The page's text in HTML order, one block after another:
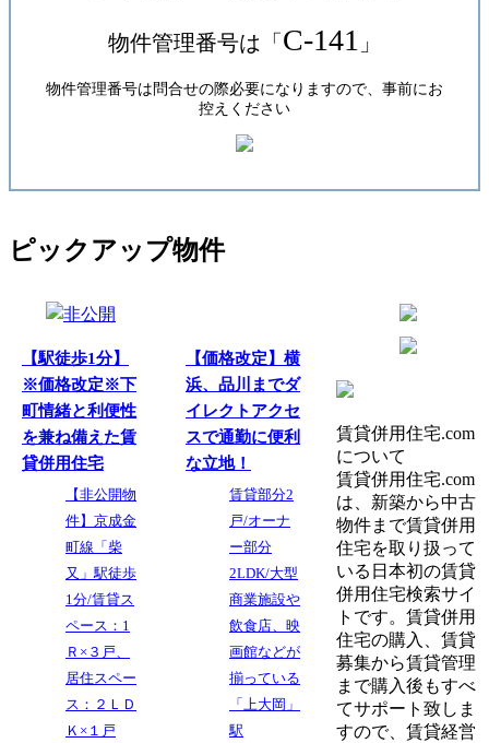
物件管理番号は「 C-141 」
物件管理番号は問合せの際必要になりますので、事前にお
控えください
ピックアップ物件
【駅徒歩1分】
※価格改定※下
町情緒と利便性
を兼ね備えた賃
貸併用住宅
【非公開物
件】京成金
町線「柴
又」駅徒歩
1分/賃貸ス
ペース：1
Ｒ×３戸、
居住スペー
ス：２ＬＤ
Ｋ×１戸
【価格改定】横
浜、品川までダ
イレクトアクセ
スで通勤に便利
な立地！
賃貸部分2
戸/オーナ
ー部分
2LDK/大型
商業施設や
飲食店、映
画館などが
揃っている
「上大岡」
駅
賃貸併用住宅.com
について
賃貸併用住宅.com
は、新築から中古
物件まで賃貸併用
住宅を取り扱って
いる日本初の賃貸
併用住宅検索サイ
トです。賃貸併用
住宅の購入、賃貸
募集から賃貸管理
まで購入後もすべ
てサポート致しま
すので、賃貸経営